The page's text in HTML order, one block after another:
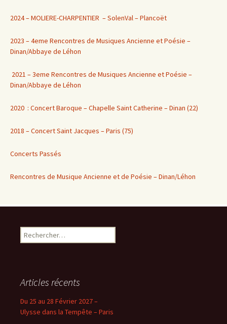
2024 – MOLIERE-CHARPENTIER – SolenVal – Plancoët
2023 – 4eme Rencontres de Musiques Ancienne et Poésie –
Dinan/Abbaye de Léhon
2021 – 3eme Rencontres de Musiques Ancienne et Poésie –
Dinan/Abbaye de Léhon
2020 : Concert Baroque – Chapelle Saint Catherine – Dinan (22)
2018 – Concert Saint Jacques – Paris (75)
Concerts Passés
Rencontres de Musique Ancienne et de Poésie – Dinan/Léhon
Rechercher :
Articles récents
Du 25 au 28 Février 2027 –
Ulysse dans la Tempête – Paris